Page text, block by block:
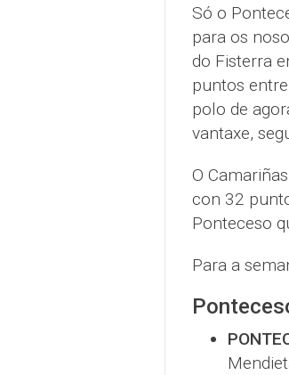
Só o
para os
do Fisterra
puntos
polo de
vantaxe,
O
con 32
Ponteceso
Para a